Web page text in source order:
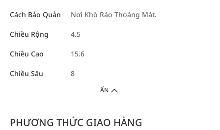
Cách Bảo Quản Nơi Khô Ráo Thoáng Mát.
Chiều Rộng 4.5
Chiều Cao 15.6
Chiều Sâu 8
ẨN
PHƯƠNG THỨC GIAO HÀNG